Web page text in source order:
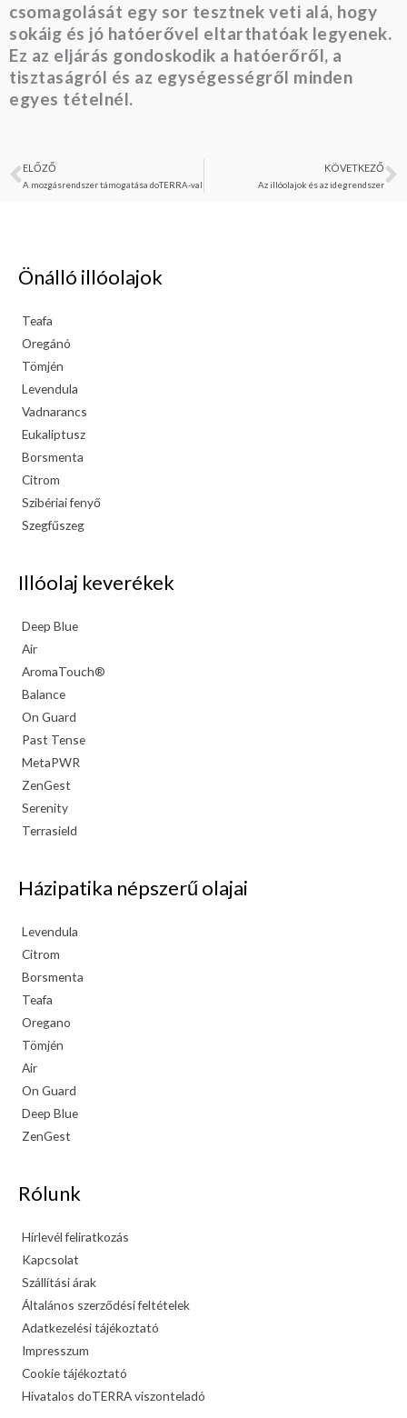
csomagolását egy sor tesztnek veti alá, hogy
sokáig és jó hatóerővel eltarthatóak legyenek.
Ez az eljárás gondoskodik a hatóerőről, a
tisztaságról és az egységességről minden
egyes tételnél.
Előző
ELŐZŐ
A mozgásrendszer támogatása doTERRA-val
KÖVETKEZŐ
Az illóolajok és az idegrendszer
Önálló illóolajok
Teafa
Oregánó
Tömjén
Levendula
Vadnarancs
Eukaliptusz
Borsmenta
Citrom
Szibériai fenyő
Szegfűszeg
Illóolaj keverékek
Deep Blue
Air
AromaTouch®
Balance
On Guard
Past Tense
MetaPWR
ZenGest
Serenity
Terrasield
Házipatika népszerű olajai
Levendula
Citrom
Borsmenta
Teafa
Oregano
Tömjén
Air
On Guard
Deep Blue
ZenGest
Rólunk
Hírlevél feliratkozás
Kapcsolat
Szállítási árak
Általános szerződési feltételek
Adatkezelési tájékoztató
Impresszum
Cookie tájékoztató
Hivatalos doTERRA viszonteladó